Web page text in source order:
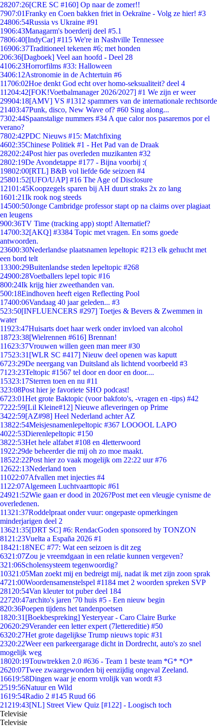
28207:26[CRE SC #160] Op naar de zomer!!
7907:01Franky en Coen bakken friet in Oekraïne - Volg ze hier! #3
24806:54Russia vs Ukraine #91
1906:43Managarm's boerderij deel #5.1
7806:40[IndyCar] #115 We're in Nashville Tennessee
16906:37Traditioneel tekenen #6; met honden
206:36[Dagboek] Veel aan hoofd - Deel 28
4106:23Horrorfilms #33: Halloween
3406:12Astronomie in de Achtertuin #6
11706:02Hoe denkt God echt over homo-seksualiteit? deel 4
11204:42[FOK!Voetbalmanager 2026/2027] #1 We zijn er weer
29904:18[AMV] VS #1312 spammers van de internationale rechtsorde
21403:47Punk, disco, New Wave of? #60 Sing along...
7302:44Spaanstalige nummers #34 A que calor nos pasaremos por el
verano?
7802:42PDC Nieuws #15: Matchfixing
4602:35Chinese Politiek #1 - Het Pad van de Draak
28202:24Post hier pas overleden muzikanten #32
2802:19De Avondetappe #177 - Bijna voorbij :(
19802:00[RTL] B&B vol liefde 6de seizoen #4
25801:52[UFO/UAP] #16 The Age of Disclosure
12101:45Koopzegels sparen bij AH duurt straks 2x zo lang
1601:21Ik rook nog steeds
14500:50Jonge Cambridge professor stapt op na claims over plagiaat
en leugens
900:36TV Time (tracking app) stopt! Alternatief?
14700:32[AKQ] #3384 Topic met vragen. En soms goede
antwoorden.
23600:30Nederlandse plaatsnamen lepeltopic #213 elk gehucht met
een bord telt
13300:29Buitenlandse steden lepeltopic #268
24900:28Voetballers lepel topic #16
800:24Ik krijg hier zweethanden van.
500:18Eindhoven heeft eigen Reflecting Pool
17400:06Vandaag 40 jaar geleden... #3
523:50[INFLUENCERS #297] Toetjes & Bevers & Zwemmen in
water
11923:47Huisarts doet haar werk onder invloed van alcohol
18723:38[Wielrennen #616] Brennan!
11623:37Vrouwen willen geen man meer #30
17523:31 [WLR SC #417] Nieuw deel openen was kaputt
6723:29De neergang van Duitsland als lichtend voorbeeld #3
71 23:23Teltopic #1567 tel door en door en door....
15323:17Sterren toen en nu #11
323:08Post hier je favoriete SHO podcast!
6723:01Het grote Baktopic (voor bakfoto's, -vragen en -tips) #42
7222:59[Lil Kleine#12] Nieuwe afleveringen op Prime
3422:59[AZ#98] Heel Nederland achter AZ
13822:54Meisjesnamenlepeltopic #367 LOOOOL LAPO
4022:53Dierenlepeltopic #150
3822:53Het hele alfabet #108 en 4letterwoord
1922:29de beheerder die mij oh zo moe maakt.
18522:22Post hier zo vaak mogelijk om 22:22 uur #76
12622:13Nederland toen
11022:07Afvallen met injecties #4
11 22:07Algemeen Luchtvaarttopic #61
24921:52Wie gaan er dood in 2026?Post met een vleugje cynisme de
overledenen.
11321:37Roddelpraat onder vuur: ongepaste opmerkingen
minderjarigen deel 2
13621:35[DRT SC] #6: RendacGoden sponsored by TONZON
81 21:23Vuelta a España 2026 #1
18421:18NEC #77: Wat een seizoen is dit zeg
6321:07Zou je vreemdgaan in een relatie kunnen vergeven?
321:06Scholensysteem tegenwoordig?
10321:05Man zoekt mij en bedreigt mij, nadat ik met zijn zoon sprak
4721:00Woordensamenstelspel #1184 met 2 woorden spreken SVP
281 20:54Van kleuter tot puber deel 184
22720:47archito's jaren '70 huis #5 - Een nieuw begin
820:36Poepen tijdens het tandenpoetsen
1820:31 [Boekbespreking] Yesteryear - Caro Claire Burke
20620:29Verander een letter expert (7lettereditie) #50
6320:27Het grote dagelijkse Trump nieuws topic #31
2320:22Weer een parkeergarage dicht in Dordrecht, auto's zo snel
mogelijk weg
18020:19Touwtrekken 2.0 #636 - Team 1 beste team *G* *O*
2620:07Twee zwaargewonden bij eenzijdig ongeval Zeeland.
16619:58Dingen waar je enorm vrolijk van wordt #3
2519:56Natuur en Wild
1619:54Radio 2 #145 Ruud 66
21219:43[NL] Street View Quiz [#122] - Loogisch toch
Televisie
Televisie